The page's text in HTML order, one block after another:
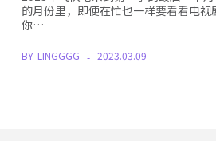
的月份里，即便在忙也一样要看看电
你…
BY LINGGGG 2023.03.09